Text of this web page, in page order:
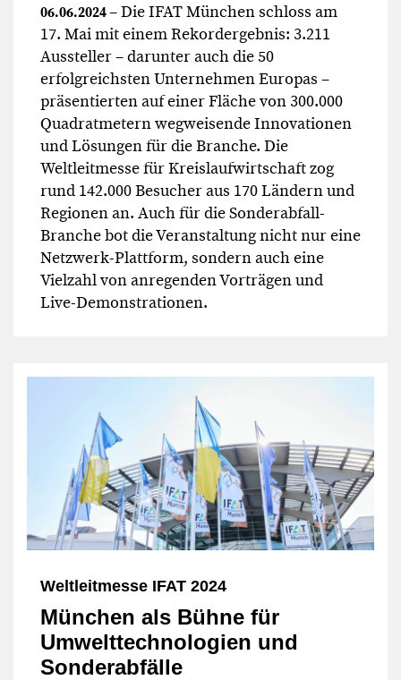
06.06.2024– Die IFAT München schloss am
17. Mai mit einem Rekordergebnis: 3.211
Aussteller – darunter auch die 50
erfolgreichsten Unternehmen Europas –
präsentierten auf einer Fläche von 300.000
Quadratmetern wegweisende Innovationen
und Lösungen für die Branche. Die
Weltleitmesse für Kreislaufwirtschaft zog
rund 142.000 Besucher aus 170 Ländern und
Regionen an. Auch für die Sonderabfall-
Branche bot die Veranstaltung nicht nur eine
Netzwerk-Plattform, sondern auch eine
Vielzahl von anregenden Vorträgen und
Live-Demonstrationen.
Weltleitmesse IFAT 2024
München als Bühne für
Umwelttechnologien und
Sonderabfälle